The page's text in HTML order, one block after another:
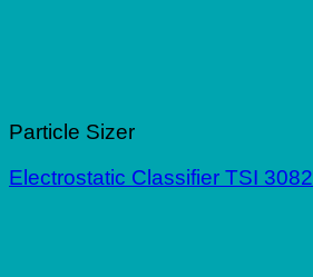
Particle Sizer
Electrostatic Classifier TSI 3082